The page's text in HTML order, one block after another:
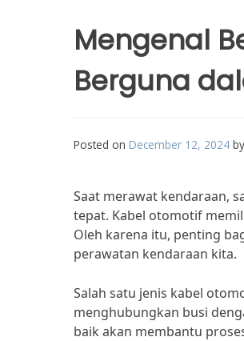
Mengenal
Berguna
Posted on December 12, 2024 by
Saat merawat kendaraan,
tepat. Kabel otomotif
Oleh karena itu, penting
perawatan kendaraan kita.
Salah satu jenis kabel
menghubungkan busi
baik akan membantu